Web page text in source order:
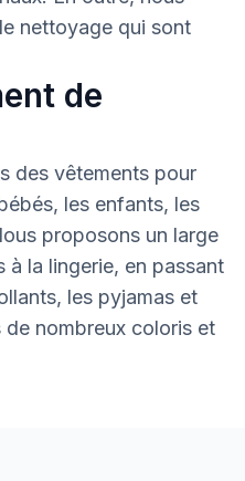
nettoyage qui sont
de
des vêtements pour
les enfants, les
proposons un large
à la lingerie, en passant
les pyjamas et
nombreux coloris et